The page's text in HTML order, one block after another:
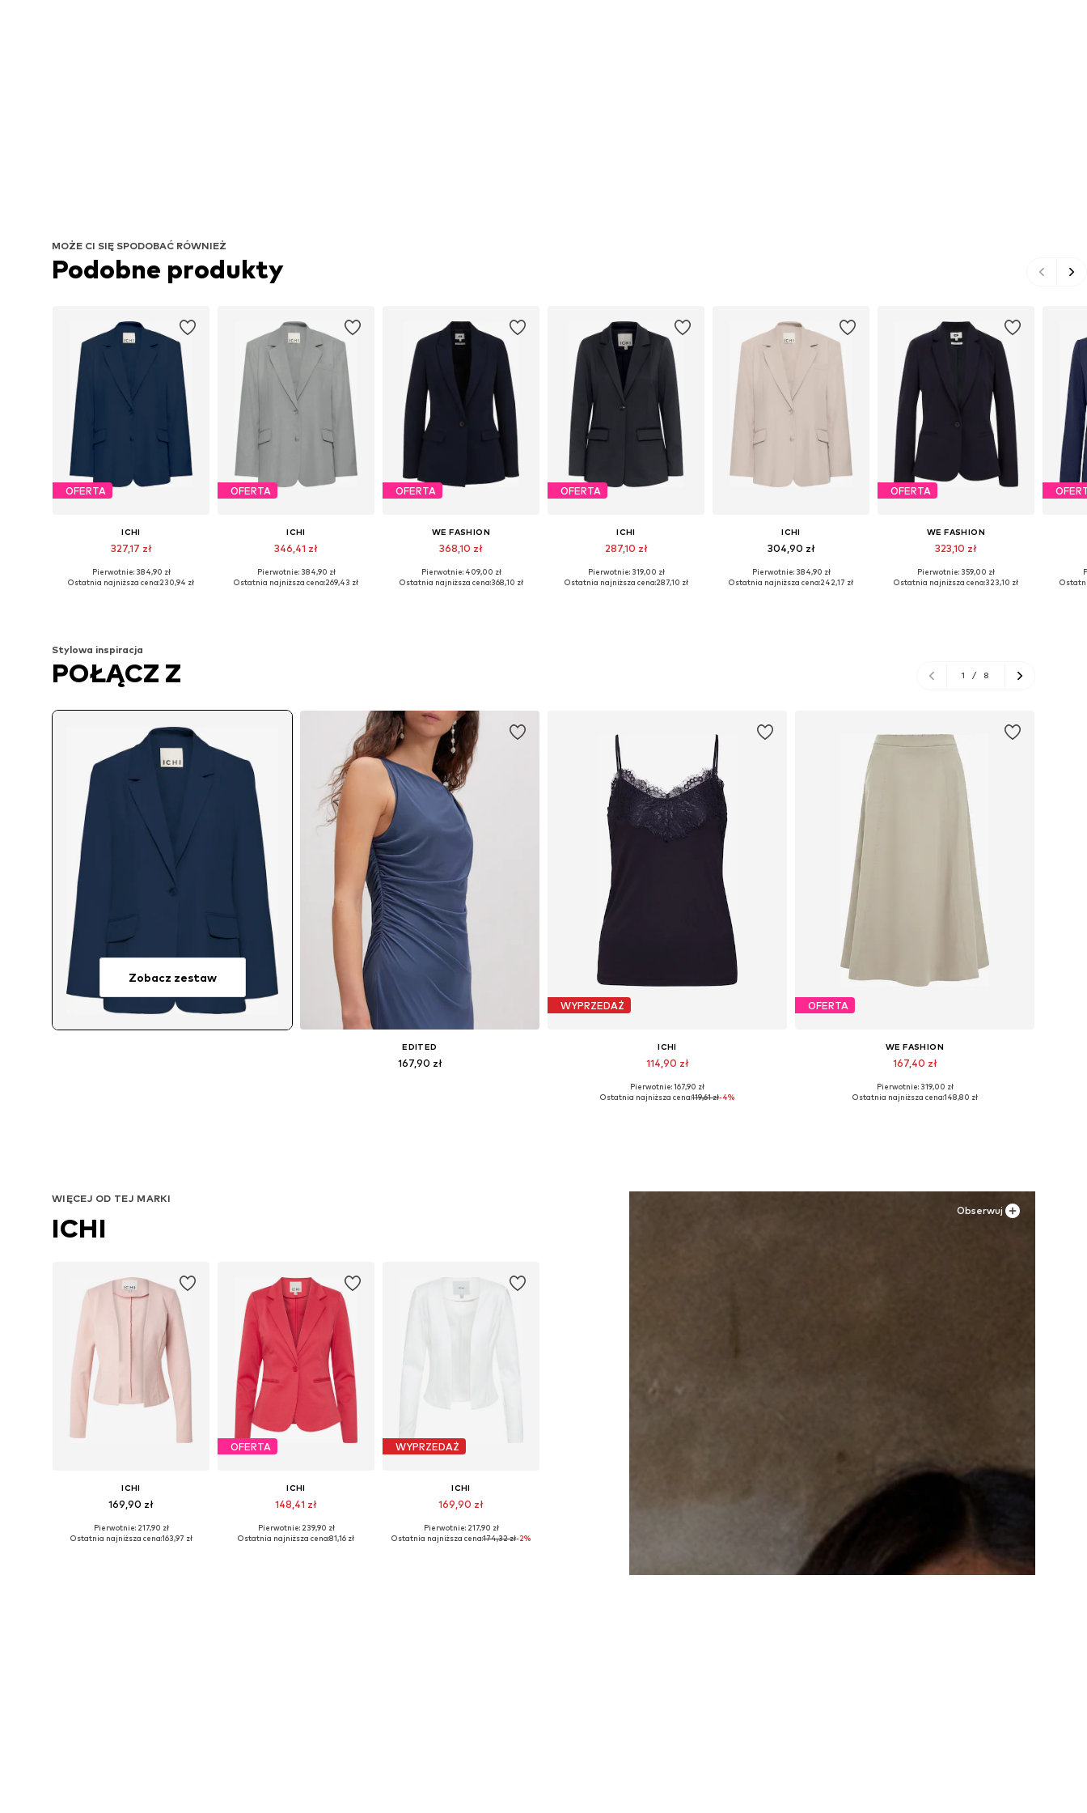
MOŻE CI SIĘ SPODOBAĆ RÓWNIEŻ
Podobne produkty
OFERTA
ICHI
327,17 zł
Pierwotnie: 384,90 zł
Ostatnia najniższa cena:230,94 zł
OFERTA
ICHI
346,41 zł
Pierwotnie: 384,90 zł
Ostatnia najniższa cena:269,43 zł
OFERTA
WE FASHION
368,10 zł
Pierwotnie: 409,00 zł
Ostatnia najniższa cena:368,10 zł
OFERTA
ICHI
287,10 zł
Pierwotnie: 319,00 zł
Ostatnia najniższa cena:287,10 zł
ICHI
304,90 zł
Pierwotnie: 384,90 zł
Ostatnia najniższa cena:242,17 zł
OFERTA
WE FASHION
323,10 zł
Pierwotnie: 359,00 zł
Ostatnia najniższa cena:323,10 zł
Stylowa inspiracja
POŁĄCZ Z 1 / 8
Zobacz zestaw
EDITED
167,90 zł
WYPRZEDAŻ
ICHI
114,90 zł
Dostępne rozmiary: XS, S, M, L, XL, XXL
Pierwotnie: 167,90 zł
Ostatnia najniższa cena:119,61 zł-4%
OFERTA
WE FASHION
167,40 zł
Dostępne rozmiary: 34, 38, 40
Pierwotnie: 319,00 zł
Ostatnia najniższa cena:148,80 zł
Obserwuj
WIĘCEJ OD TEJ MARKI
ICHI
ICHI
169,90 zł
Pierwotnie: 217,90 zł
Ostatnia najniższa cena:163,97 zł
OFERTA
ICHI
148,41 zł
Pierwotnie: 239,90 zł
Ostatnia najniższa cena:81,16 zł
WYPRZEDAŻ
ICHI
169,90 zł
Dostępne rozmiary: 34, 36, 38, 40, 42, 44
Pierwotnie: 217,90 zł
Ostatnia najniższa cena:174,32 zł-2%